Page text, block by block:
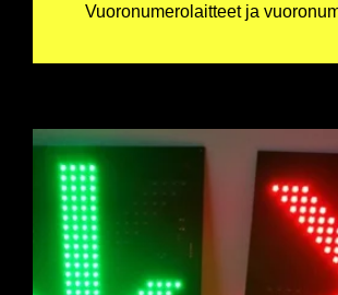
Vuoronumerolaitteet ja